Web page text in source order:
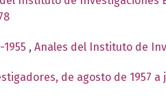
, Anales del Instituto de
de agosto de 1957 a